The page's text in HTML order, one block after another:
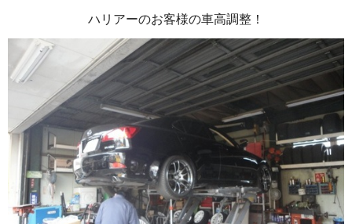
ハリアーのお客様の車高調整！